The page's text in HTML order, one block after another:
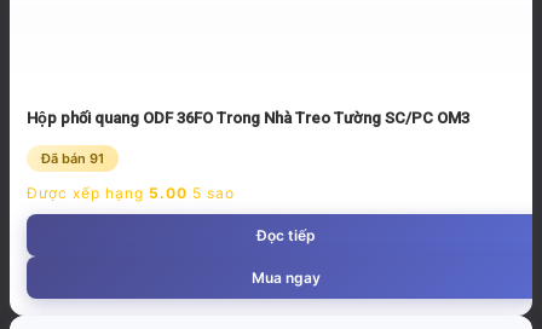
Hộp phối quang ODF 36FO Trong Nhà Treo Tường SC/PC OM3
Đã bán 91
Được xếp hạng 5.00 5 sao
Đọc tiếp
Mua ngay